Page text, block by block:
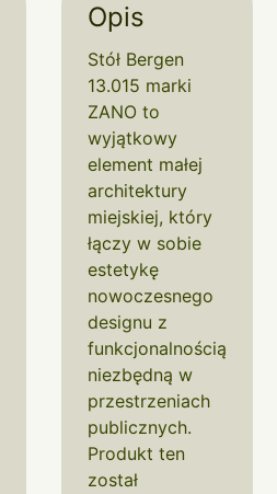
Opis
Stół Bergen
13.015 marki
ZANO to
wyjątkowy
element małej
architektury
miejskiej, który
łączy w sobie
estetykę
nowoczesnego
designu z
funkcjonalnością
niezbędną w
przestrzeniach
publicznych.
Produkt ten
został